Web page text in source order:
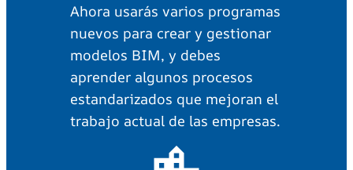
Ahora usarás varios programas
nuevos para crear y gestionar
modelos BIM, y debes
aprender algunos procesos
estandarizados que mejoran el
trabajo actual de las empresas.